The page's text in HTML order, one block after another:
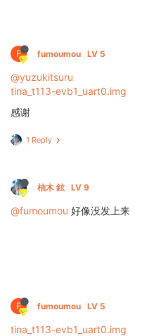
F fumoumou LV 5
@yuzukitsuru
tina_t113-evb1_uart0.img
感谢
1 Reply
柚木 鉉 LV 9
@fumoumou 好像没发上来
F fumoumou LV 5
tina_t113-evb1_uart0.img